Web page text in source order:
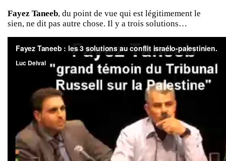
Fayez Taneeb, du point de vue qui est légitimement le
sien, ne dit pas autre chose. Il y a trois solutions…